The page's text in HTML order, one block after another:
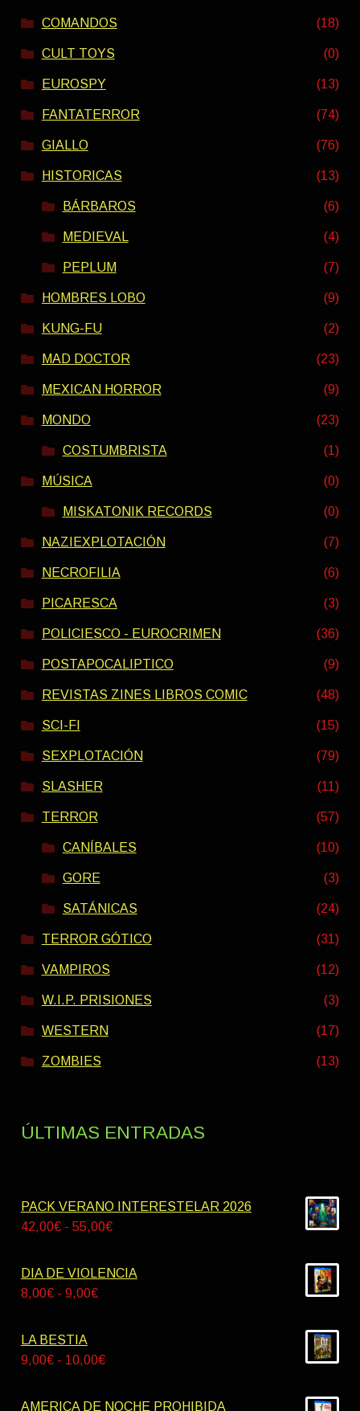
COMANDOS (18)
CULT TOYS (0)
EUROSPY (13)
FANTATERROR (74)
GIALLO (76)
HISTORICAS (13)
BÁRBAROS (6)
MEDIEVAL (4)
PEPLUM (7)
HOMBRES LOBO (9)
KUNG-FU (2)
MAD DOCTOR (23)
MEXICAN HORROR (9)
MONDO (23)
COSTUMBRISTA (1)
MÚSICA (0)
MISKATONIK RECORDS (0)
NAZIEXPLOTACIÓN (7)
NECROFILIA (6)
PICARESCA (3)
POLICIESCO - EUROCRIMEN (36)
POSTAPOCALIPTICO (9)
REVISTAS ZINES LIBROS COMIC (48)
SCI-FI (15)
SEXPLOTACIÓN (79)
SLASHER (11)
TERROR (57)
CANÍBALES (10)
GORE (3)
SATÁNICAS (24)
TERROR GÓTICO (31)
VAMPIROS (12)
W.I.P. PRISIONES (3)
WESTERN (17)
ZOMBIES (13)
ÚLTIMAS ENTRADAS
PACK VERANO INTERESTELAR 2026
42,00€ - 55,00€Rango
precios:
DIA DE VIOLENCIA
8,00€ - 9,00€Rango
desde
LA BESTIA
9,00€ - 10,00€Rango
precios:
AMERICA DE NOCHE PROHIBIDA